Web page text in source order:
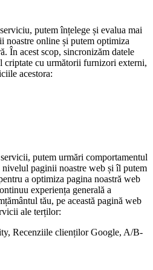
putem înțelege și evalua mai
noastre online și putem optimiza
În acest scop, sincronizăm datele
criptate cu următorii furnizori externi,
acestora:
putem urmări comportamentul
paginii noastre web și îl putem
a optimiza pagina noastră web
experiența generală a
tău, pe această pagină web
ale terților:
Recenziile clienților Google, A/B-